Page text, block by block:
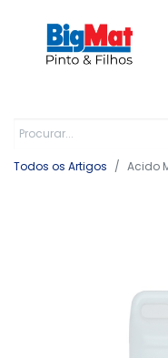
Todos os Artigos Acido